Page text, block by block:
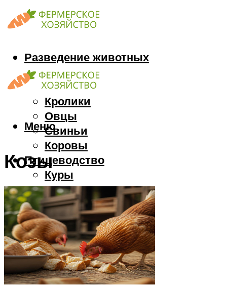
Разведение животных
Козы
Кони
Кролики
Овцы
Свиньи
Коровы
Птицеводство
Куры
Гуси
Индюки
Перепела
Утки
Техника
Комбайны
Тракторы
Меню
Козы